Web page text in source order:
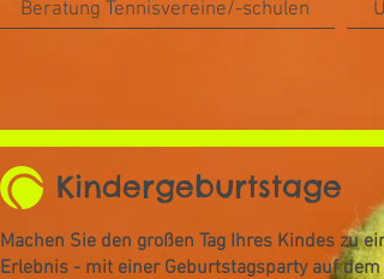
Beratung Tennisvereine/-schulen
Kindergeburtstage
Machen Sie den großen Tag Ihres Kindes zu
Erlebnis - mit einer Geburtstagsparty auf dem